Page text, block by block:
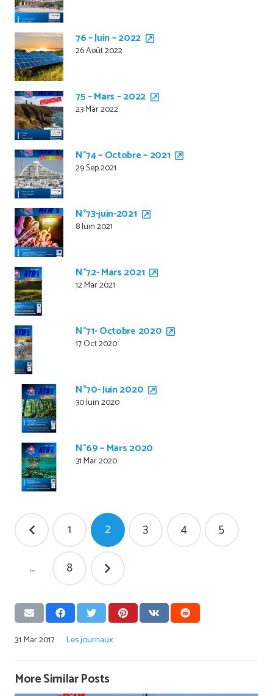
76 – Juin – 2022
26 Août 2022
75 – Mars – 2022
23 Mar 2022
N°74 – Octobre – 2021
29 Sep 2021
N°73-juin-2021
8 Juin 2021
N°72- Mars 2021
12 Mar 2021
N°71- Octobre 2020
17 Oct 2020
N°70- Juin 2020
30 Juin 2020
N°69 – Mars 2020
31 Mar 2020
Pagination
des
publications
1 2 3 4 5
… 8
31 Mar 2017 Les journaux
More Similar Posts